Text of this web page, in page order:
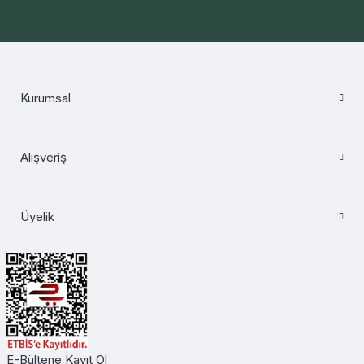
Kurumsal
Alışveriş
Üyelik
E-Bültene Kayıt Ol